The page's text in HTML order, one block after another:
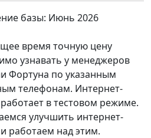
[4]
базы: Июнь 2026
время точную цену
узнавать у менеджеров
Фортуна по указанным
телефонам. Интернет-
в тестовом режиме.
улучшить интернет-
работаем над этим.